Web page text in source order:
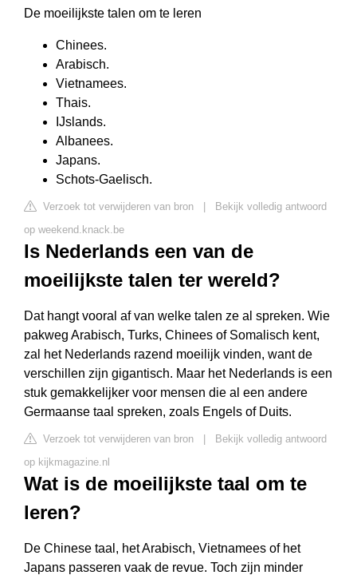
De moeilijkste talen om te leren
Chinees.
Arabisch.
Vietnamees.
Thais.
IJslands.
Albanees.
Japans.
Schots-Gaelisch.
Verzoek tot verwijderen van bron
Bekijk volledig antwoord
op weekend.knack.be
Is Nederlands een van de
moeilijkste talen ter wereld?
Dat hangt vooral af van welke talen ze al spreken. Wie
pakweg Arabisch, Turks, Chinees of Somalisch kent,
zal het Nederlands razend moeilijk vinden, want de
verschillen zijn gigantisch. Maar het Nederlands is een
stuk gemakkelijker voor mensen die al een andere
Germaanse taal spreken, zoals Engels of Duits.
Verzoek tot verwijderen van bron
Bekijk volledig antwoord
op kijkmagazine.nl
Wat is de moeilijkste taal om te
leren?
De Chinese taal, het Arabisch, Vietnamees of het
Japans passeren vaak de revue. Toch zijn minder